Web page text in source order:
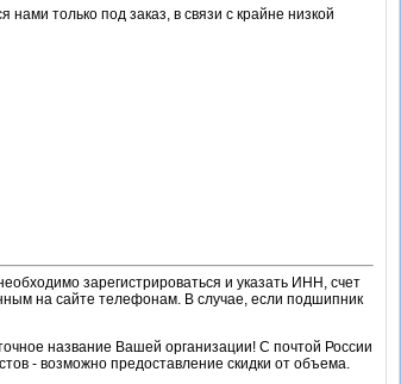
нами только под заказ, в связи с крайне низкой
зарегистрироваться и указать ИНН, счет
на сайте телефонам. В случае, если подшипник
название Вашей организации! С почтой России
- возможно предоставление скидки от объема.